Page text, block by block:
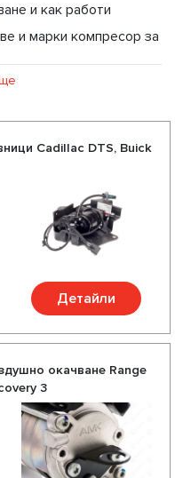
и как работи
и марки компресор за
за въздушни
на компресора за
Cadillac DTS, Buick
Детайли
окачване Range
3